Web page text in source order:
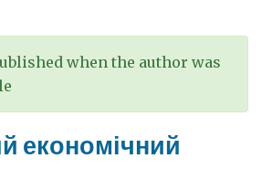
when the author was
економічний